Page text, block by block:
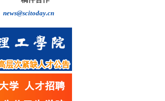
王继红: 做自主创新的“追光者”
news@scitoday.cn